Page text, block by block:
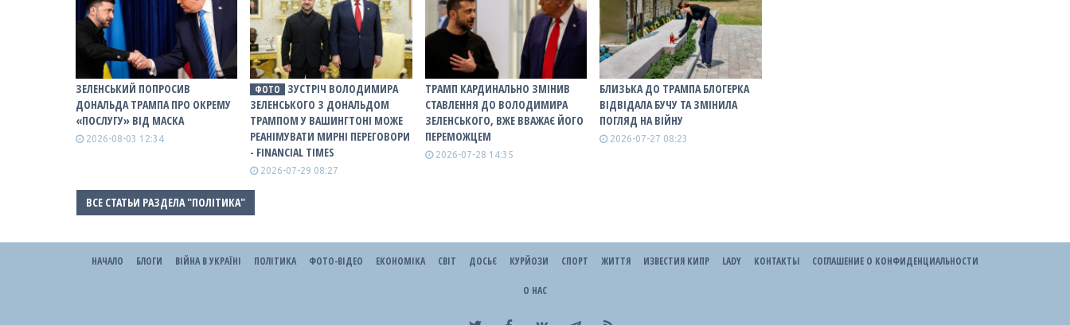
ЗЕЛЕНСЬКИЙ ПОПРОСИВ
ДОНАЛЬДА ТРАМПА ПРО ОКРЕМУ
«ПОСЛУГУ» ВІД МАСКА
2026-08-03 12:34
ФОТО
ЗУСТРІЧ ВОЛОДИМИРА
ЗЕЛЕНСЬКОГО З ДОНАЛЬДОМ
ТРАМПОМ У ВАШИНГТОНІ МОЖЕ
РЕАНІМУВАТИ МИРНІ ПЕРЕГОВОРИ
- FINANCIAL TIMES
2026-07-29 08:27
ТРАМП КАРДИНАЛЬНО ЗМІНИВ
СТАВЛЕННЯ ДО ВОЛОДИМИРА
ЗЕЛЕНСЬКОГО, ВЖЕ ВВАЖАЄ ЙОГО
ПЕРЕМОЖЦЕМ
2026-07-28 14:35
БЛИЗЬКА ДО ТРАМПА БЛОГЕРКА
ВІДВІДАЛА БУЧУ ТА ЗМІНИЛА
ПОГЛЯД НА ВІЙНУ
2026-07-27 08:23
ВСЕ СТАТЬИ РАЗДЕЛА "ПОЛІТИКА"
НАЧАЛО БЛОГИ ВІЙНА В УКРАЇНІ ПОЛІТИКА ФОТО-ВІДЕО ЕКОНОМІКА СВІТ ДОСЬЄ КУРЙОЗИ СПОРТ ЖИТТЯ ИЗВЕСТИЯ КИПР LADY КОНТАКТЫ СОГЛАШЕНИЕ О КОНФИДЕНЦИАЛЬНОСТИ
О НАС